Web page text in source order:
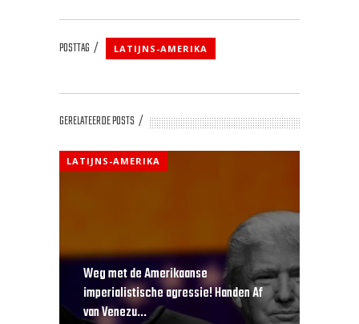
POSTTAG LATIJNS-AMERIKA
GERELATEERDE POSTS
LATIJNS-AMERIKA
Weg met de Amerikaanse
imperialistische agressie! Handen Af
van Venezu...